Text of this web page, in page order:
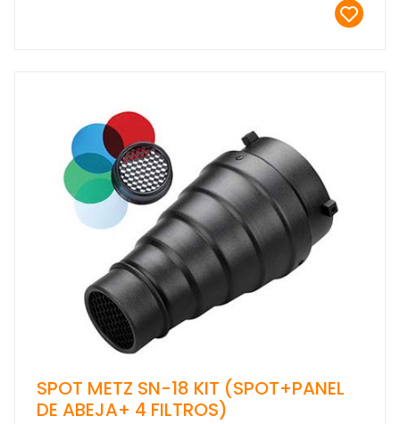
SPOT METZ SN-18 KIT (SPOT+PANEL
DE ABEJA+ 4 FILTROS)